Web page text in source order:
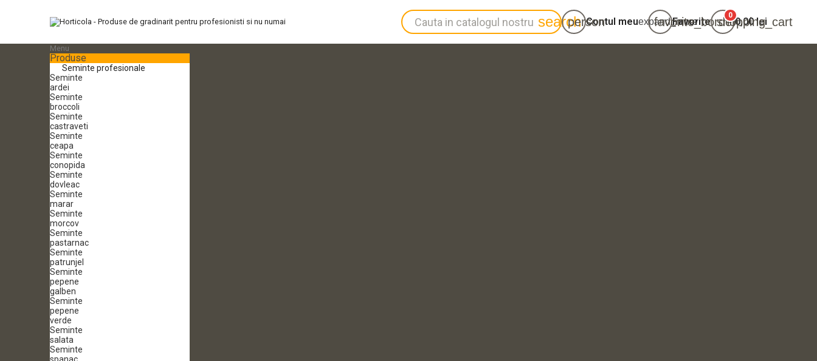
searchpersonContul meuexpand_more
favorite_border
Favorite shopping_cart
0
0,00 lei
Menu
Produse
Seminte profesionale
Seminte
ardei
Seminte
broccoli
Seminte
castraveti
Seminte
ceapa
Seminte
conopida
Seminte
dovleac
Seminte
marar
Seminte
morcov
Seminte
pastarnac
Seminte
patrunjel
Seminte
pepene
galben
Seminte
pepene
verde
Seminte
salata
Seminte